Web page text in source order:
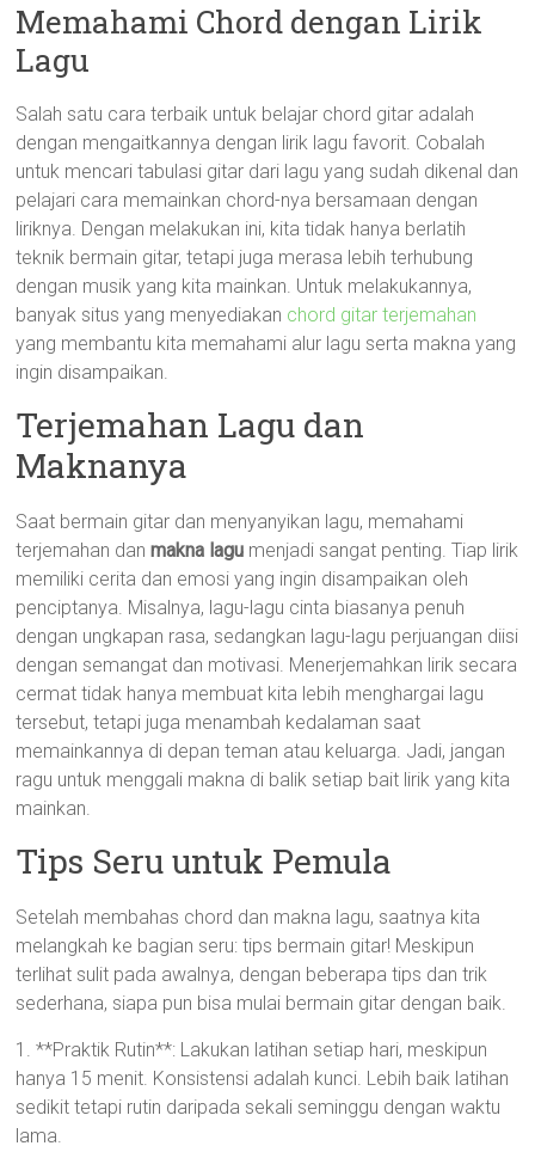
Memahami Chord dengan Lirik
Lagu
Salah satu cara terbaik untuk belajar chord gitar adalah
dengan mengaitkannya dengan lirik lagu favorit. Cobalah
untuk mencari tabulasi gitar dari lagu yang sudah dikenal dan
pelajari cara memainkan chord-nya bersamaan dengan
liriknya. Dengan melakukan ini, kita tidak hanya berlatih
teknik bermain gitar, tetapi juga merasa lebih terhubung
dengan musik yang kita mainkan. Untuk melakukannya,
banyak situs yang menyediakan chord gitar terjemahan
yang membantu kita memahami alur lagu serta makna yang
ingin disampaikan.
Terjemahan Lagu dan
Maknanya
Saat bermain gitar dan menyanyikan lagu, memahami
terjemahan danmakna lagu menjadi sangat penting. Tiap lirik
memiliki cerita dan emosi yang ingin disampaikan oleh
penciptanya. Misalnya, lagu-lagu cinta biasanya penuh
dengan ungkapan rasa, sedangkan lagu-lagu perjuangan diisi
dengan semangat dan motivasi. Menerjemahkan lirik secara
cermat tidak hanya membuat kita lebih menghargai lagu
tersebut, tetapi juga menambah kedalaman saat
memainkannya di depan teman atau keluarga. Jadi, jangan
ragu untuk menggali makna di balik setiap bait lirik yang kita
mainkan.
Tips Seru untuk Pemula
Setelah membahas chord dan makna lagu, saatnya kita
melangkah ke bagian seru: tips bermain gitar! Meskipun
terlihat sulit pada awalnya, dengan beberapa tips dan trik
sederhana, siapa pun bisa mulai bermain gitar dengan baik.
1. **Praktik Rutin**: Lakukan latihan setiap hari, meskipun
hanya 15 menit. Konsistensi adalah kunci. Lebih baik latihan
sedikit tetapi rutin daripada sekali seminggu dengan waktu
lama.